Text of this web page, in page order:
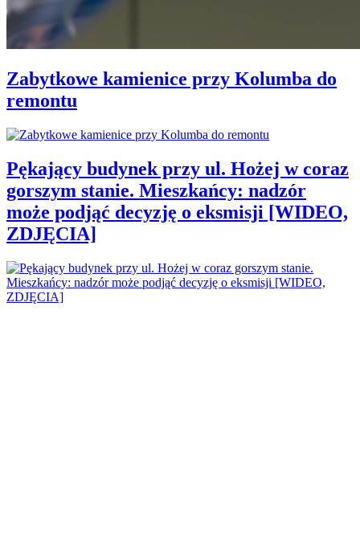
Zabytkowe kamienice przy Kolumba do
remontu
Pękający budynek przy ul. Hożej w coraz
gorszym stanie. Mieszkańcy: nadzór
może podjąć decyzję o eksmisji [WIDEO,
ZDJĘCIA]